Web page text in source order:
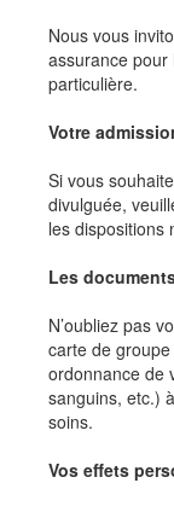
Nous vous
assurance
particulière.
Votre
Si vous
divulguée,
les dispositions
Les
N’oubliez pas
carte de
ordonnance de
sanguins, etc.)
soins.
Vos effets